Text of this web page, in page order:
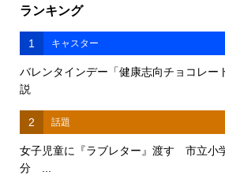
ランキング
1 キャスター
バレンタインデー「健康志向チョコレー
説
2 話題
女子児童に『ラブレター』渡す 市立小
分 ...